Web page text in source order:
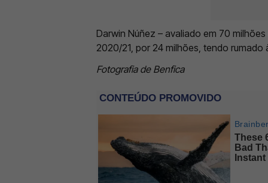
Darwin Núñez – avaliado em 70
2020/21, por 24 milhões, tendo
Fotografia de Benfica